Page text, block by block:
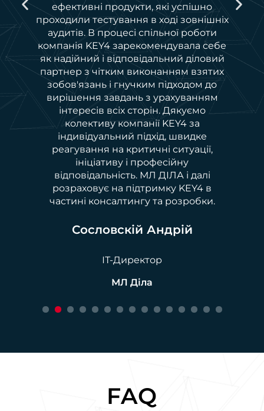
ефективні продукти, які успішно
проходили тестування в ході зовнішніх
аудитів. В процесі спільної роботи
компанія KEY4 зарекомендувала себе
як надійний і відповідальний діловий
партнер з чітким виконанням взятих
зобов'язань і гнучким підходом до
вирішення завдань з урахуванням
інтересів всіх сторін. Дякуємо
колективу компанії KEY4 за
індивідуальний підхід, швидке
реагування на критичні ситуації,
ініціативу і професійну
відповідальність. МЛ ДІЛА і далі
розраховує на підтримку KEY4 в
частині консалтингу та розробки.
Сословскій Андрій
ІТ-Директор
МЛ Діла
FAQ